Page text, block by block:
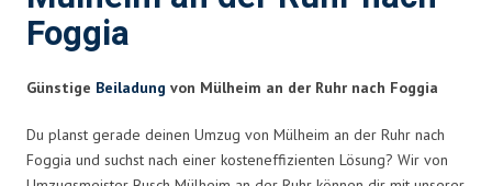
Foggia
Günstige Beiladung von Mülheim an der Ruhr nach Foggia
Du planst gerade deinen Umzug von Mülheim an der Ruhr nach
Foggia und suchst nach einer kosteneffizienten Lösung? Wir von